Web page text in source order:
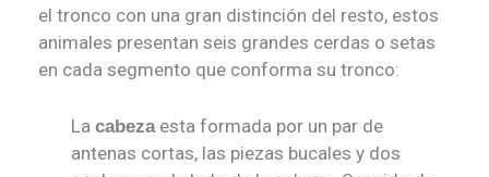
el tronco con una gran distinción del resto, estos
animales presentan seis grandes cerdas o setas
en cada segmento que conforma su tronco:
La cabezaesta formada por un par de
antenas cortas, las piezas bucales y dos